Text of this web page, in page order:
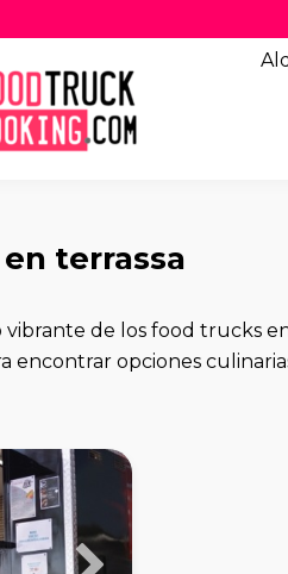
terrassa
de los food trucks
encontrar opciones